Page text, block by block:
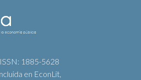
ISSN: 1885-5628
en EconLit,